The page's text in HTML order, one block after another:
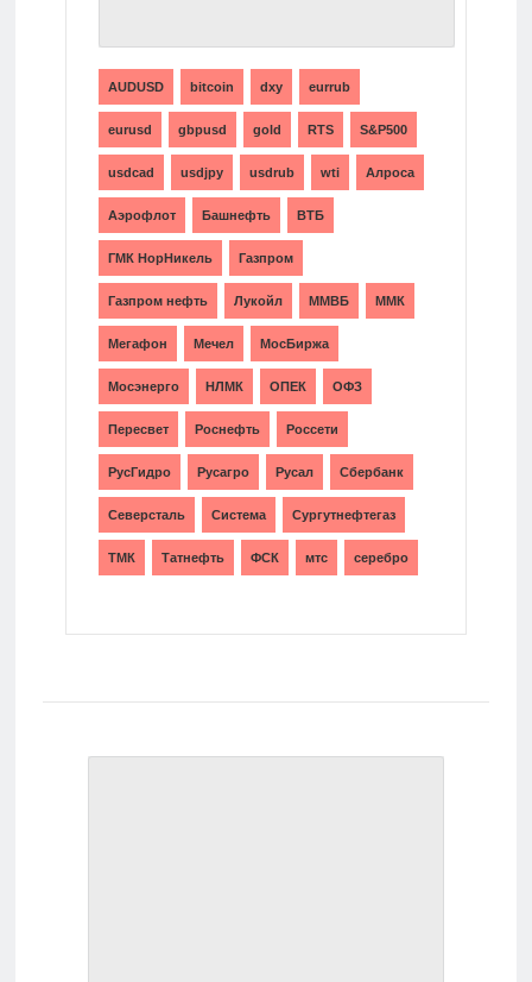
AUDUSD bitcoin dxy eurrub
eurusd gbpusd gold RTS S&P500
usdcad usdjpy usdrub wti Алроса
Аэрофлот Башнефть ВТБ
ГМК НорНикель Газпром
Газпром нефть Лукойл ММВБ ММК
Мегафон Мечел МосБиржа
Мосэнерго НЛМК ОПЕК ОФЗ
Пересвет Роснефть Россети
РусГидро Русагро Русал Сбербанк
Северсталь Система Сургутнефтегаз
ТМК Татнефть ФСК мтс серебро